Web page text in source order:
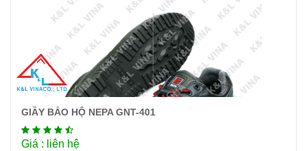
Chi tiết
GIẦY BẢO HỘ NEPA GNT-401
Giá : liên hệ